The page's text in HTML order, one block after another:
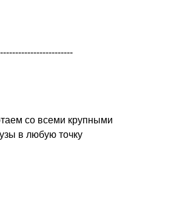
со всеми крупными
в любую точку